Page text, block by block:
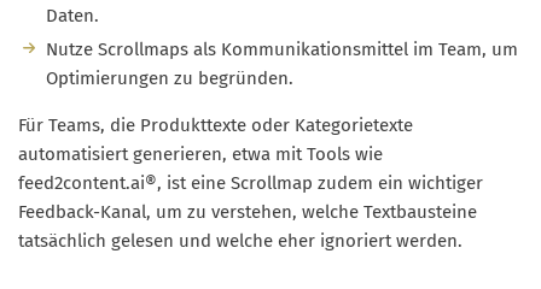
Daten.
Nutze Scrollmaps als Kommunikationsmittel im Team, um
Optimierungen zu begründen.
Für Teams, die Produkttexte oder Kategorietexte
automatisiert generieren, etwa mit Tools wie
feed2content.ai®, ist eine Scrollmap zudem ein wichtiger
Feedback-Kanal, um zu verstehen, welche Textbausteine
tatsächlich gelesen und welche eher ignoriert werden.